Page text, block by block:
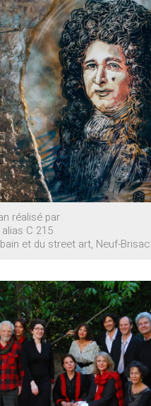
réalisé par
C 215
et du street art, Neuf-